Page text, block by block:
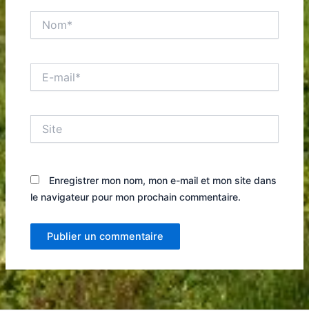
mail*
Enregistrer mon nom, mon e-mail et mon site dans
le navigateur pour mon prochain commentaire.